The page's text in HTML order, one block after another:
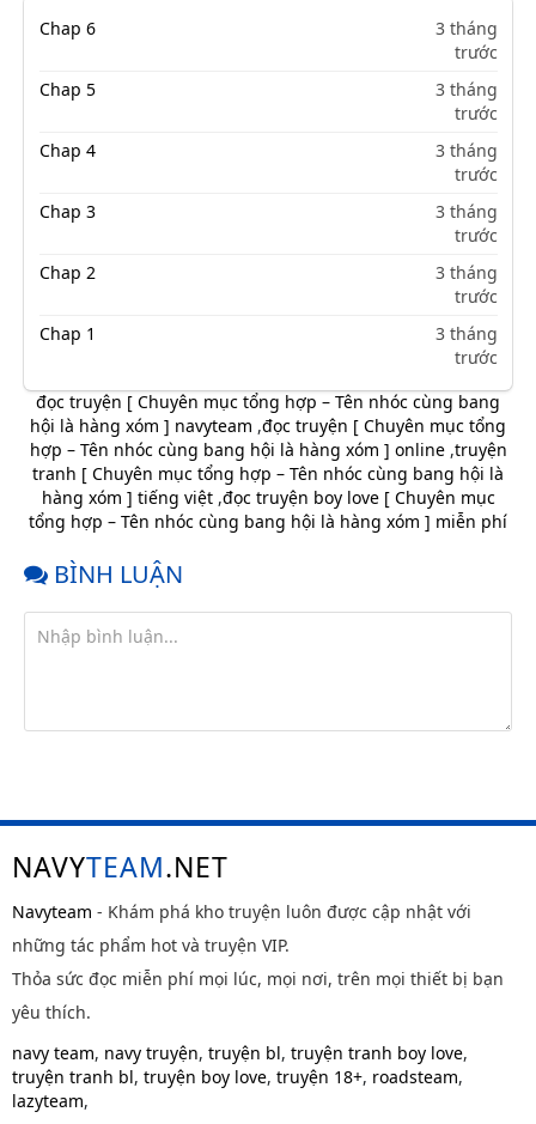
Chap 6
3 tháng
trước
Chap 5
3 tháng
trước
Chap 4
3 tháng
trước
Chap 3
3 tháng
trước
Chap 2
3 tháng
trước
Chap 1
3 tháng
trước
đọc truyện [ Chuyên mục tổng hợp – Tên nhóc cùng bang
hội là hàng xóm ] navyteam ,đọc truyện [ Chuyên mục tổng
hợp – Tên nhóc cùng bang hội là hàng xóm ] online,truyện
tranh [ Chuyên mục tổng hợp – Tên nhóc cùng bang hội là
hàng xóm ] tiếng việt,đọc truyện boy love [ Chuyên mục
tổng hợp – Tên nhóc cùng bang hội là hàng xóm ] miễn phí
BÌNH LUẬN
NAVYTEAM.NET
Navyteam - Khám phá kho truyện luôn được cập nhật với
những tác phẩm hot và truyện VIP.
Thỏa sức đọc miễn phí mọi lúc, mọi nơi, trên mọi thiết bị bạn
yêu thích.
navy team, navy truyện, truyện bl, truyện tranh boy love,
truyện tranh bl, truyện boy love, truyện 18+, roadsteam,
lazyteam,